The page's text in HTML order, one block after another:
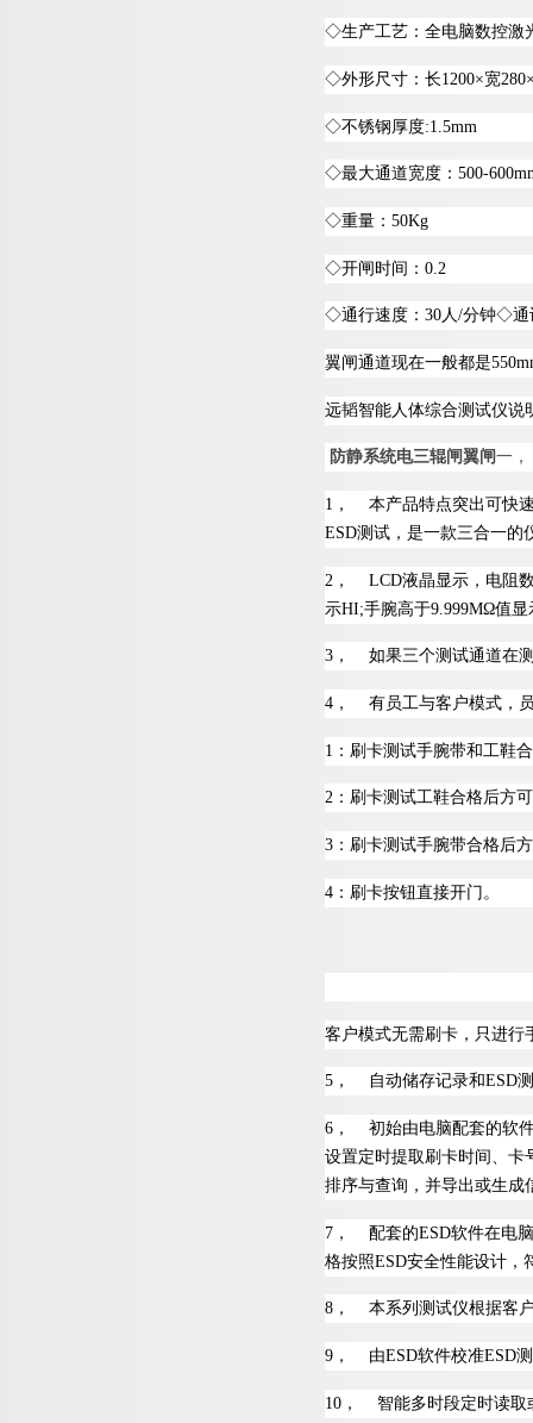
◇生产工艺：全电脑数控激
◇外形尺寸： 长1200×宽280
◇不锈钢厚度:1.5mm
◇最大通道宽度 ： 500-
◇重量 ： 50Kg
◇开闸时间 ： 0.2
◇通行速度 ： 30人/分钟◇通
翼闸通道现在一般都是
远韬智能人体综合测试仪说
防静系统电三辊闸翼闸一 ，
1 ，
本产品特点突出可快
ESD测试，是一款三合一的
2 ， LCD液晶显示，电阻
示HI;手腕高于9.999MΩ值显
3 ， 如果三个测试通道在
4 ， 有员工与客户模式，
1 ：刷卡测试手腕带和工鞋
2 ：刷卡测试工鞋合格后方
3 ：刷卡测试手腕带合格后
4 ：刷卡按钮直接开门。
客户模式无需刷卡，只进行
5 ， 自动储存记录和ESD
6 ，
初始由电脑配套的软
设置定时提取刷卡时间、卡
排序与查询，并导出或生成
7 ， 配套的ESD软件在电
格按照ESD安全性能设计，
8 ， 本系列测试仪根据客
9 ， 由ESD软件校准ESD
10 ， 智能多时段定时读